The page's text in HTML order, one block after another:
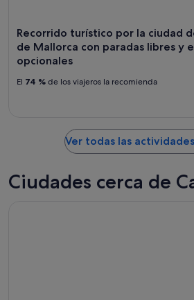
Recorrido turístico por la ciudad
de Mallorca con paradas libres y
opcionales
El 74 % de los viajeros la recomienda
Ver todas las
Ciudades cerca de